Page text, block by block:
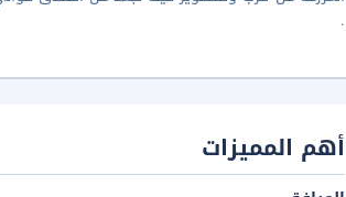
.
أهم المميزات